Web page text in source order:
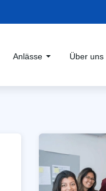
Anlässe Über uns